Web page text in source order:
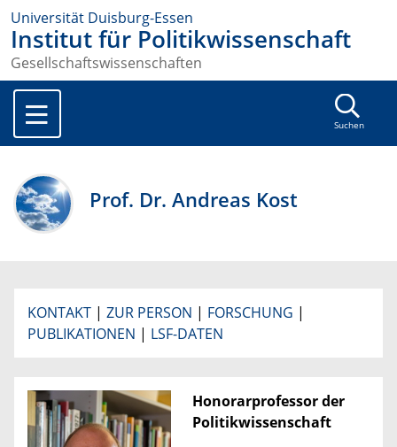
Universität Duisburg-Essen
Institut für Politikwissenschaft
Gesellschaftswissenschaften
Suchen
Prof. Dr. Andreas Kost
KONTAKT | ZUR PERSON | FORSCHUNG |
PUBLIKATIONEN | LSF-DATEN
Honorarprofessor der
Politikwissenschaft